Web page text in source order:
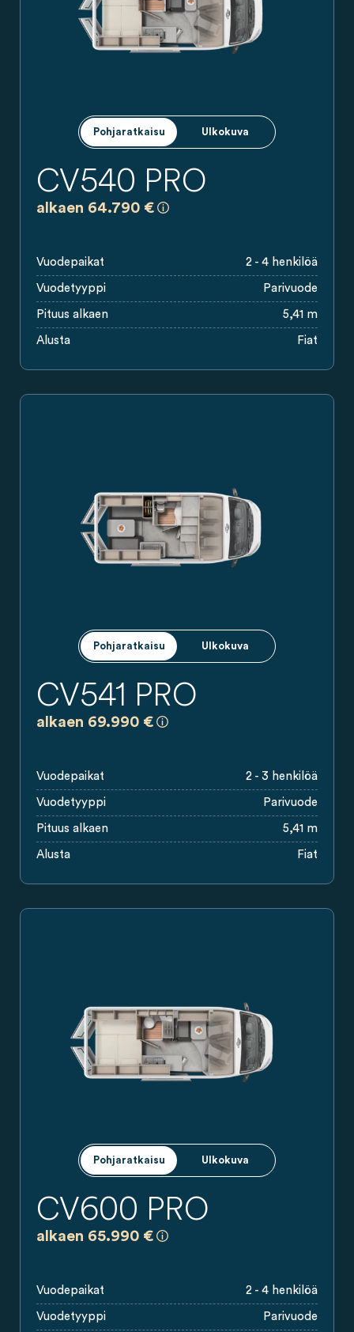
Pohjaratkaisu Ulkokuva
CV540 PRO
alkaen 64.790 €
Vuodepaikat 2 - 4 henkilöä
Vuodetyyppi Parivuode
Pituus alkaen 5,41 m
Alusta Fiat
Pohjaratkaisu Ulkokuva
CV541 PRO
alkaen 69.990 €
Vuodepaikat 2 - 3 henkilöä
Vuodetyyppi Parivuode
Pituus alkaen 5,41 m
Alusta Fiat
Pohjaratkaisu Ulkokuva
CV600 PRO
alkaen 65.990 €
Vuodepaikat 2 - 4 henkilöä
Vuodetyyppi Parivuode